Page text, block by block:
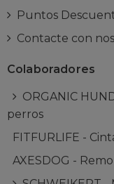
Puntos
Contacte con
Colaboradores
ORGANIC
perros
FITFURLIFE -
AXESDOG -